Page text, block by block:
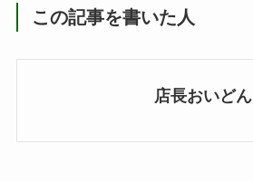
この記事を書いた人
店長おいどん